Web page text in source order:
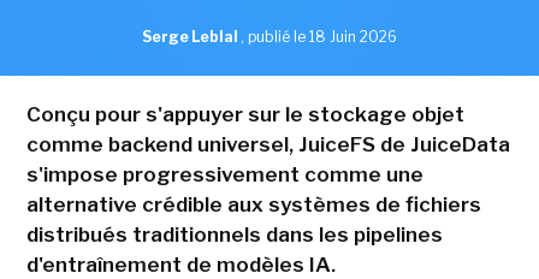
Serge Leblal , publié le 18 Juin 2026
Conçu pour s'appuyer sur le stockage objet
comme backend universel, JuiceFS de JuiceData
s'impose progressivement comme une
alternative crédible aux systèmes de fichiers
distribués traditionnels dans les pipelines
d'entraînement de modèles IA.